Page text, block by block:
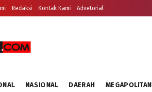
Redaksi Kontak Kami Advetorial
NASIONAL DAERAH MEGAPOLITAN